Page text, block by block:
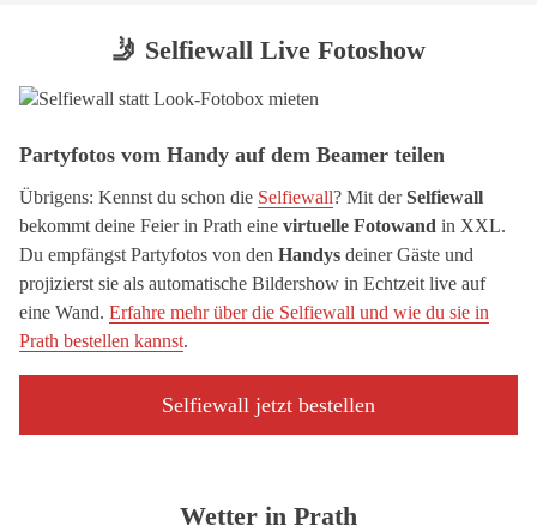
🤳 Selfiewall Live Fotoshow
Partyfotos vom Handy auf dem Beamer teilen
Übrigens: Kennst du schon die Selfiewall? Mit derSelfiewall
bekommt deine Feier in Prath eine virtuelle Fotowand in XXL.
Du empfängst Partyfotos von den Handys deiner Gäste und
projizierst sie als automatische Bildershow in Echtzeit live auf
eine Wand. Erfahre mehr über die Selfiewall und wie du sie in
Prath bestellen kannst.
Selfiewall jetzt bestellen
Wetter in Prath